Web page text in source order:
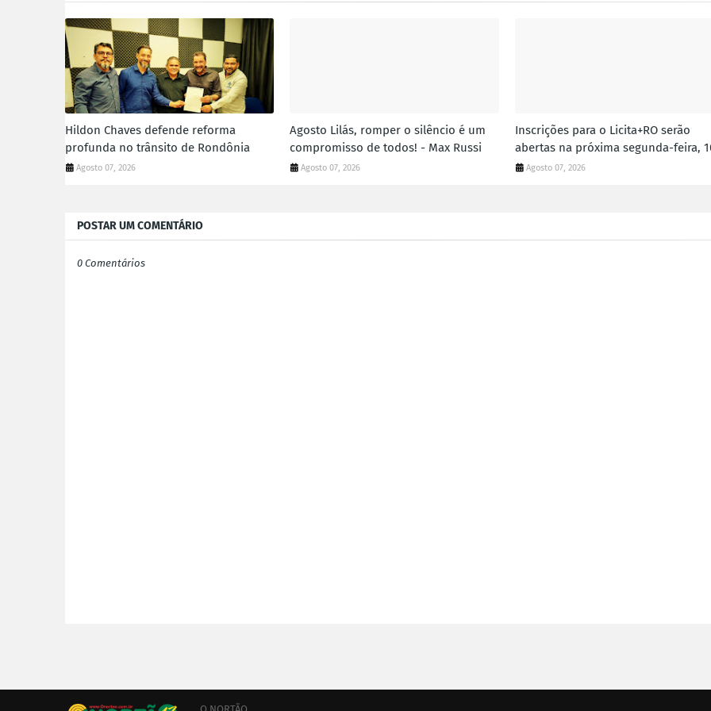
Hildon Chaves defende reforma
profunda no trânsito de Rondônia
Agosto 07, 2026
Agosto Lilás, romper o silêncio é um
compromisso de todos! - Max Russi
Agosto 07, 2026
Inscrições para o Licita+RO serão
abertas na próxima segunda-feira,
Agosto 07, 2026
POSTAR UM COMENTÁRIO
0 Comentários
O NORTÃO,